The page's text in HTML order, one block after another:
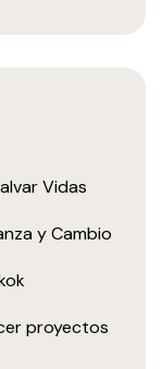
Vidas
y Cambio
proyectos